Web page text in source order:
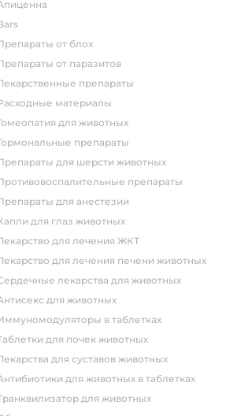
Апиценна
Bars
Препараты от блох
Препараты от паразитов
Лекарственные препараты
Расходные материалы
Гомеопатия для животных
Гормональные препараты
Препараты для шерсти животных
Противовоспалительные препараты
Препараты для анестезии
Капли для глаз животных
Лекарство для лечения ЖКТ
Лекарство для лечения печени животных
Сердечные лекарства для животных
Антисекс для животных
Иммуномодуляторы в таблетках
Таблетки для почек животных
Лекарства для суставов животных
Антибиотики для животных в таблетках
Транквилизатор для животных